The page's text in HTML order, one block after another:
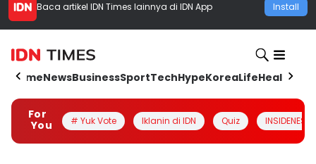
Baca artikel IDN Times lainnya di IDN App Install
HomeNewsBusinessSportTechHypeKoreaLifeHealth
For
You
# Yuk Vote Iklanin di IDN Quiz INSIDENESIA